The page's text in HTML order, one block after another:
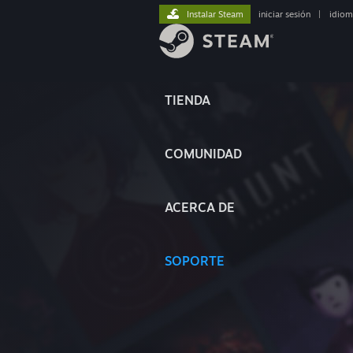
TIENDA
COMUNIDAD
ACERCA DE
SOPORTE
Instalar Steam iniciar sesión